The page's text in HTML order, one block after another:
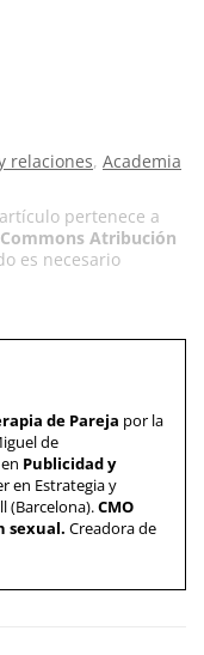
relaciones, Academia
pertenece a
Atribución
es necesario
de Pareja por la
de
Publicidad y
en Estrategia y
(Barcelona).CMO
sexual. Creadora de